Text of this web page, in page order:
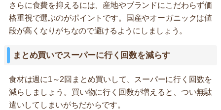
さらに食費を抑えるには、産地やブランドにこだわらず価
格重視で選ぶのがポイントです。国産やオーガニックは値
段が高くなりがちなので避けるようにしましょう。
まとめ買いでスーパーに行く回数を減らす
食材は週に1～2回まとめ買いして、スーパーに行く回数を
減らしましょう。買い物に行く回数が増えると、つい無駄
遣いしてしまいがちだからです。